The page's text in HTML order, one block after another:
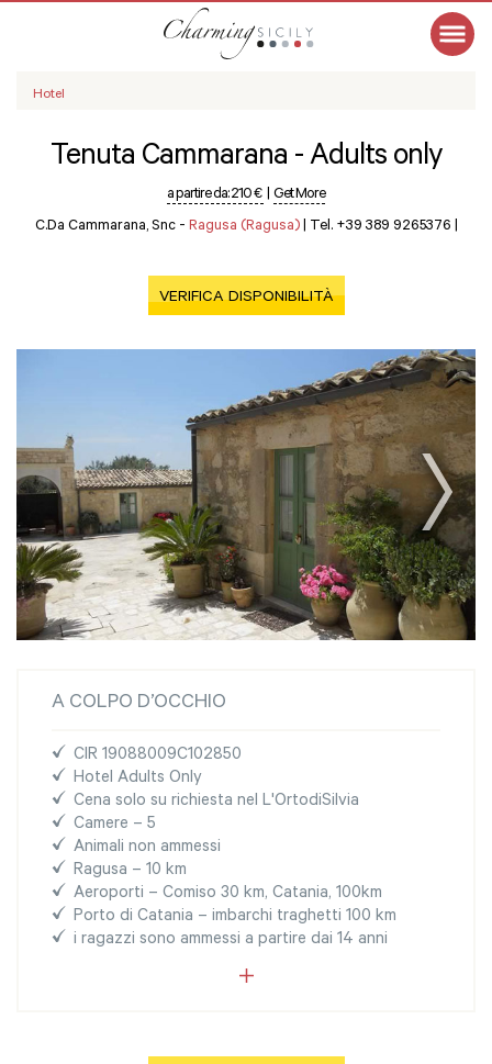
Hotel
Tenuta Cammarana - Adults only
a partire da:210 € | Get More
C.da Cammarana, Snc - Ragusa (Ragusa) | Tel. +39 389 9265376 |
VERIFICA DISPONIBILITÀ
A COLPO D’OCCHIO
CIR 19088009C102850
Hotel Adults Only
Cena solo su richiesta nel L'OrtodiSilvia
Camere – 5
Animali non ammessi
Ragusa – 10 km
Aeroporti – Comiso 30 km, Catania, 100km
Porto di Catania – imbarchi traghetti 100 km
i ragazzi sono ammessi a partire dai 14 anni